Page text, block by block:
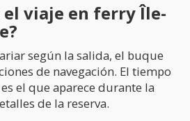
el viaje en ferry Île-
según la salida, el buque
de navegación. El tiempo
el que aparece durante la
de la reserva.